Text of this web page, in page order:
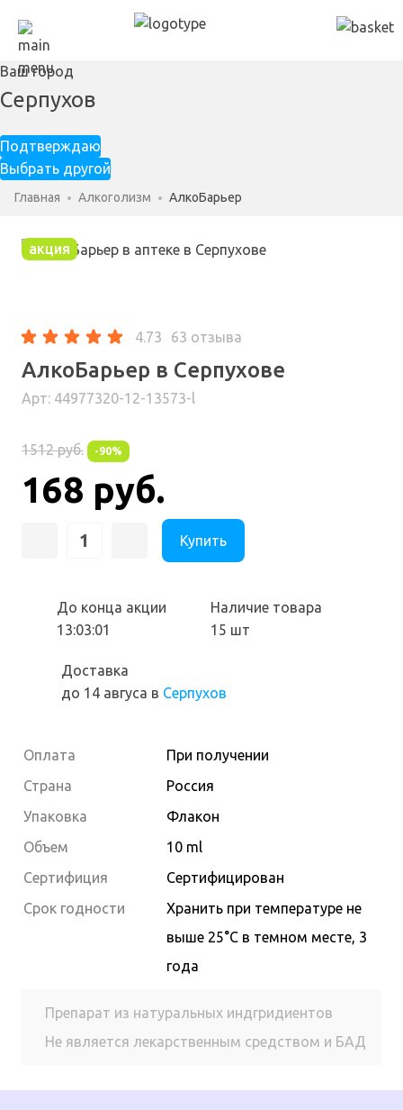
Ваш город
Серпухов
Подтверждаю
Выбрать другой
Главная Алкоголизм АлкоБарьер
акция
4.73 63 отзыва
АлкоБарьер в Серпухове
Арт: 44977320-12-13573-l
1512 руб. -90%
168 руб.
Купить
До конца акции
13:03:01
Наличие товара
15 шт
Доставка
до 14 авгуса в Серпухов
Оплата
При получении
Страна
Россия
Упаковка
Флакон
Объем
10 ml
Сертифиция
Сертифицирован
Cрок годности
Хранить при температуре не
выше 25°С в темном месте, 3
года
Препарат из натуральных индгридиентов
Не является лекарственным средством и БАД